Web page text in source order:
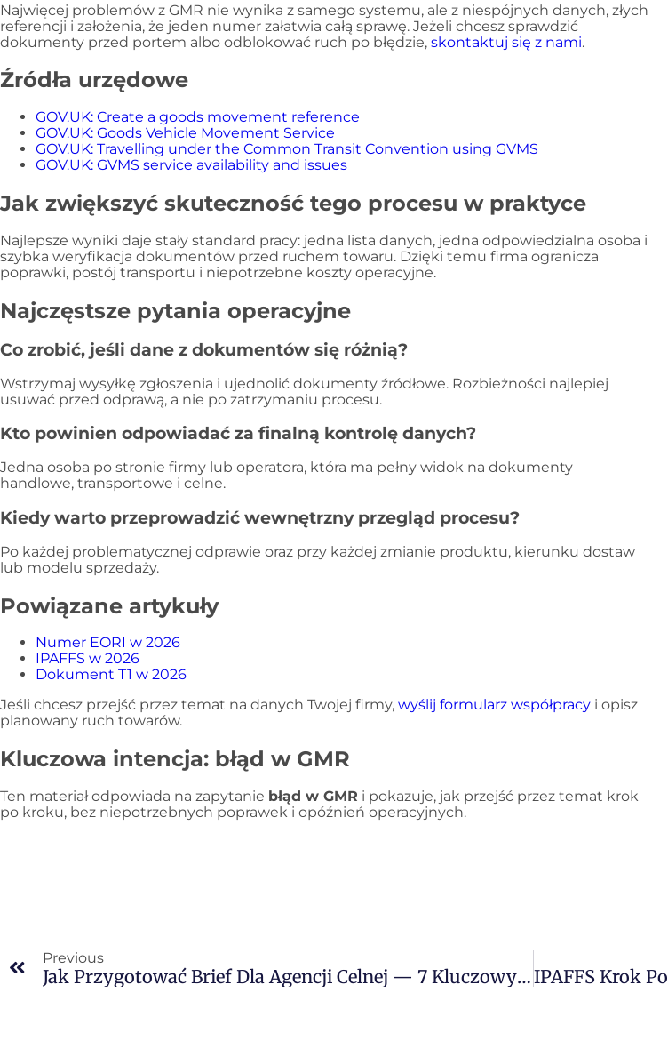
Najwięcej problemów z GMR nie wynika z samego systemu, ale z niespójnych danych, złych
referencji i założenia, że jeden numer załatwia całą sprawę. Jeżeli chcesz sprawdzić
dokumenty przed portem albo odblokować ruch po błędzie, skontaktuj się z nami.
Źródła urzędowe
GOV.UK: Create a goods movement reference
GOV.UK: Goods Vehicle Movement Service
GOV.UK: Travelling under the Common Transit Convention using GVMS
GOV.UK: GVMS service availability and issues
Jak zwiększyć skuteczność tego procesu w praktyce
Najlepsze wyniki daje stały standard pracy: jedna lista danych, jedna odpowiedzialna osoba i
szybka weryfikacja dokumentów przed ruchem towaru. Dzięki temu firma ogranicza
poprawki, postój transportu i niepotrzebne koszty operacyjne.
Najczęstsze pytania operacyjne
Co zrobić, jeśli dane z dokumentów się różnią?
Wstrzymaj wysyłkę zgłoszenia i ujednolić dokumenty źródłowe. Rozbieżności najlepiej
usuwać przed odprawą, a nie po zatrzymaniu procesu.
Kto powinien odpowiadać za finalną kontrolę danych?
Jedna osoba po stronie firmy lub operatora, która ma pełny widok na dokumenty
handlowe, transportowe i celne.
Kiedy warto przeprowadzić wewnętrzny przegląd procesu?
Po każdej problematycznej odprawie oraz przy każdej zmianie produktu, kierunku dostaw
lub modelu sprzedaży.
Powiązane artykuły
Numer EORI w 2026
IPAFFS w 2026
Dokument T1 w 2026
Jeśli chcesz przejść przez temat na danych Twojej firmy, wyślij formularz współpracy i opisz
planowany ruch towarów.
Kluczowa intencja: błąd w GMR
Ten materiał odpowiada na zapytanie błąd w GMR i pokazuje, jak przejść przez temat krok
po kroku, bez niepotrzebnych poprawek i opóźnień operacyjnych.
Previous
Jak Przygotować Brief Dla Agencji Celnej — 7 Kluczowych Informacji